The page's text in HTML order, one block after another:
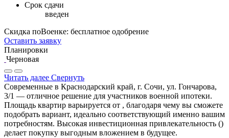
Срок сдачи
введен
Скидка поВоенке: бесплатное одобрение
Оставить заявку
Планировки
Черновая
Читать далее Свернуть
Современные в Краснодарский край, г. Сочи, ул. Гончарова,
3/1 — отличное решение для участников военной ипотеки.
Площадь квартир варьируется от , благодаря чему вы сможете
подобрать вариант, идеально соответствующий именно вашим
потребностям. Высокая инвестиционная привлекательность ()
делает покупку выгодным вложением в будущее.